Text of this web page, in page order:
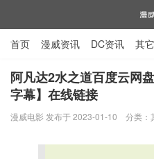
漫
首页 漫威资讯 DC资讯 其
电视剧资源 漫威图片
阿凡达2水之道百度云网
字幕】在线链接
漫威电影 发布于 2023-01-10 分类：